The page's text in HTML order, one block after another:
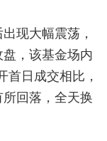
现大幅震荡，
，该基金场内
首日成交相比，
回落，全天换